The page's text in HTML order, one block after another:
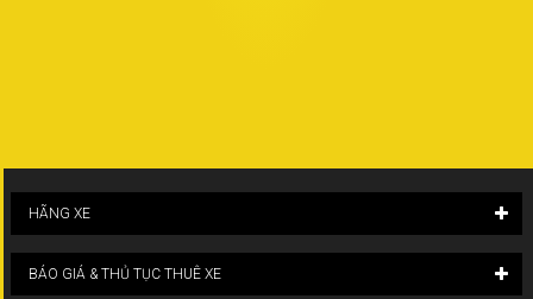
HÃNG XE
BÁO GIÁ & THỦ TỤC THUÊ XE